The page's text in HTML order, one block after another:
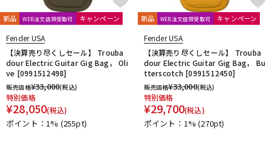
新品 WEB注文店頭受取可 キャンペーン
Fender USA
【決算売り尽くしセール】 Trouba
dour Electric Guitar Gig Bag， Oli
ve [0991512498]
販売価格¥33,000(税込)
特別価格
¥28,050(税込)
ポイント：1% (255pt)
新品 WEB注文店頭受取可 キャンペーン
Fender USA
【決算売り尽くしセール】 Trouba
dour Electric Guitar Gig Bag， Bu
tterscotch [0991512450]
販売価格¥33,000(税込)
特別価格
¥29,700(税込)
ポイント：1%(270pt)